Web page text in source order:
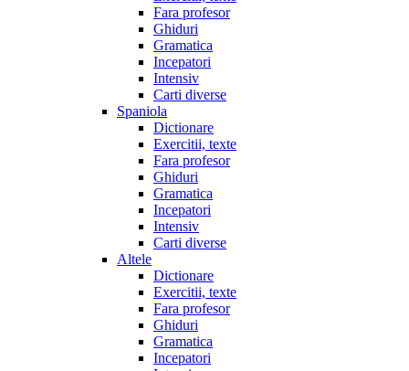
Fara profesor
Ghiduri
Gramatica
Incepatori
Intensiv
Carti diverse
Spaniola
Dictionare
Exercitii, texte
Fara profesor
Ghiduri
Gramatica
Incepatori
Intensiv
Carti diverse
Altele
Dictionare
Exercitii, texte
Fara profesor
Ghiduri
Gramatica
Incepatori